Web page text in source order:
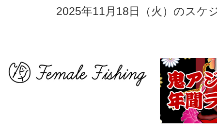
2025年11月18日（火）のスケ